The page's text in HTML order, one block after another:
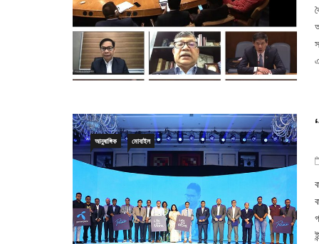
আনুষাঙ্গিক মোবাইল